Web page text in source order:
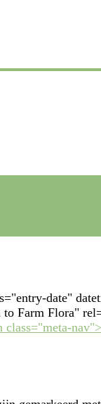
date"
Farm Flora"
class="meta-